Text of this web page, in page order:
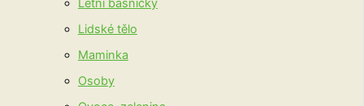
Letní básničky
Lidské tělo
Maminka
Osoby